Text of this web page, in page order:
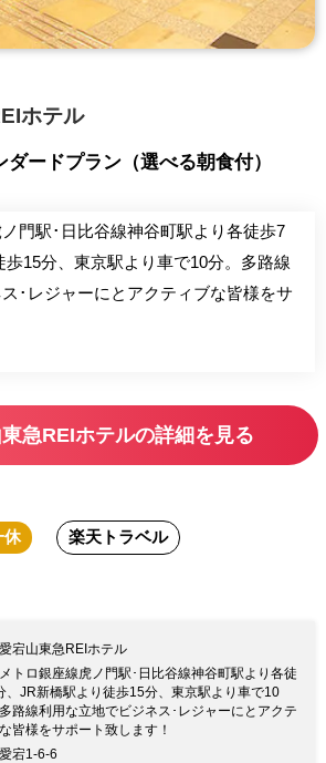
ホテル
ダードプラン（選べる朝食付）
門駅･日比谷線神谷町駅より各徒歩7
15分、東京駅より車で10分。多路線
･レジャーにとアクティブな皆様をサ
急REIホテルの詳細を見る
休 楽天トラベル
宕山東急REIホテル
トロ銀座線虎ノ門駅･日比谷線神谷町駅より各徒
、JR新橋駅より徒歩15分、東京駅より車で10
路線利用な立地でビジネス･レジャーにとアクテ
皆様をサポート致します！
宕1-6-6